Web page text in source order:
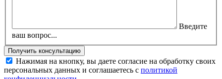
Введите
ваш вопрос...
Нажимая на кнопку, вы даете согласие на обработку своих
персональных данных и соглашаетесь с политикой